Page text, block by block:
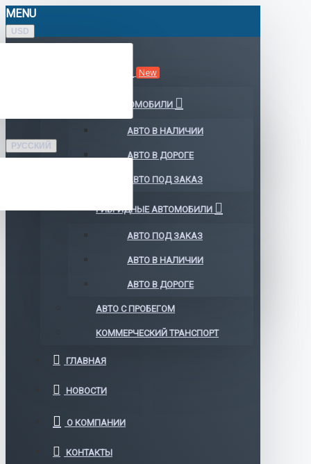
MENU
USD
РУССКИЙ
New
ЭЛЕКТРОМОБИЛИ
АВТО В НАЛИЧИИ
АВТО В ДОРОГЕ
АВТО ПОД ЗАКАЗ
ГИБРИДНЫЕ АВТОМОБИЛИ
АВТО ПОД ЗАКАЗ
АВТО В НАЛИЧИИ
АВТО В ДОРОГЕ
АВТО С ПРОБЕГОМ
КОММЕРЧЕСКИЙ ТРАНСПОРТ
ГЛАВНАЯ
НОВОСТИ
О КОМПАНИИ
КОНТАКТЫ